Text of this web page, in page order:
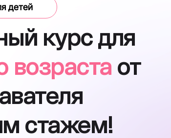
детей
курс для
возраста от
стажем!